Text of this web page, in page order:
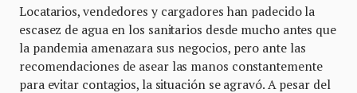
Locatarios, vendedores y cargadores han padecido la
escasez de agua en los sanitarios desde mucho antes que
la pandemia amenazara sus negocios, pero ante las
recomendaciones de asear las manos constantemente
para evitar contagios, la situación se agravó. A pesar del